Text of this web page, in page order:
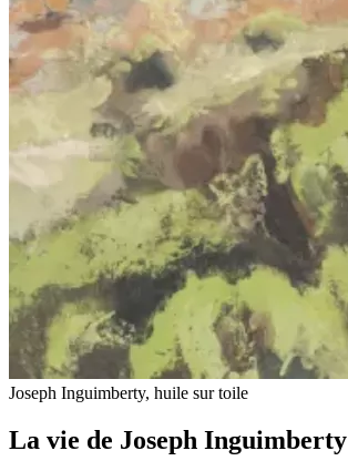
Joseph Inguimberty, huile sur toile
La vie de Joseph Inguimberty